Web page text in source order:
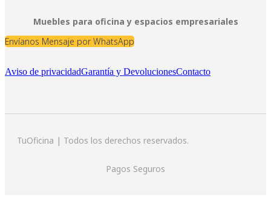
Muebles para oficina y espacios empresariales
Envíanos Mensaje por WhatsApp
Aviso de privacidadGarantía y DevolucionesContacto
TuOficina | Todos los derechos reservados.
Pagos Seguros